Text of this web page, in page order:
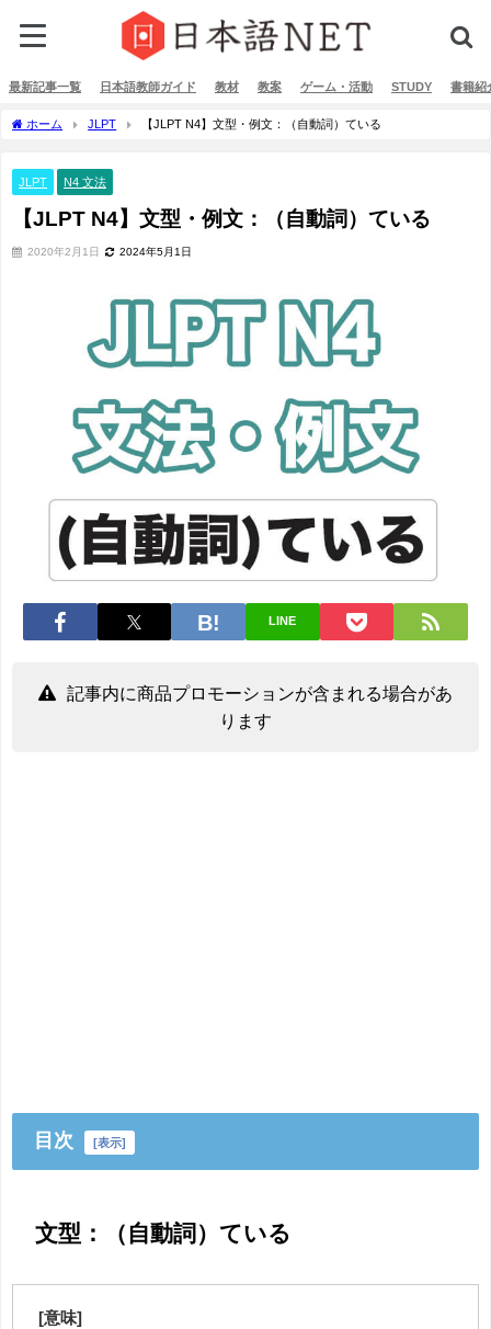
最新記事一覧 日本語教師ガイド 教材 教案 ゲーム・活動 STUDY 書籍紹
ホーム JLPT 【JLPT N4】文型・例文：（自動詞）ている
JLPT N4 文法
【JLPT N4】文型・例文：（自動詞）ている
2020年2月1日 2024年5月1日
LINE
記事内に商品プロモーションが含まれる場合があ
ります
目次 [表示]
文型：（自動詞）ている
[意味]